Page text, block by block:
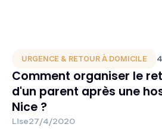
URGENCE & RETOUR À DOMICILE 4
Comment organiser le
d'un parent après une
Nice ?
Lise27/4/2020